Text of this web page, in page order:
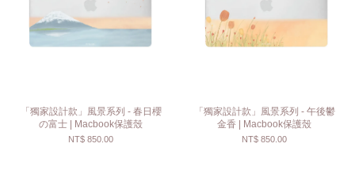
「獨家設計款」風景系列 - 春日櫻
の富士 | Macbook保護殼
NT$ 850.00
「獨家設計款」風景系列 - 午後鬱
金香 | Macbook保護殼
NT$ 850.00